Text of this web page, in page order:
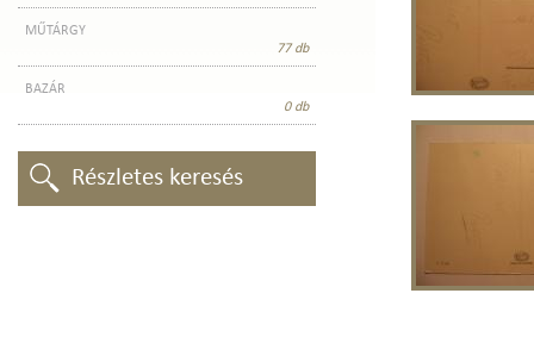
MŰTÁRGY
77 db
BAZÁR
0 db
Részletes keresés